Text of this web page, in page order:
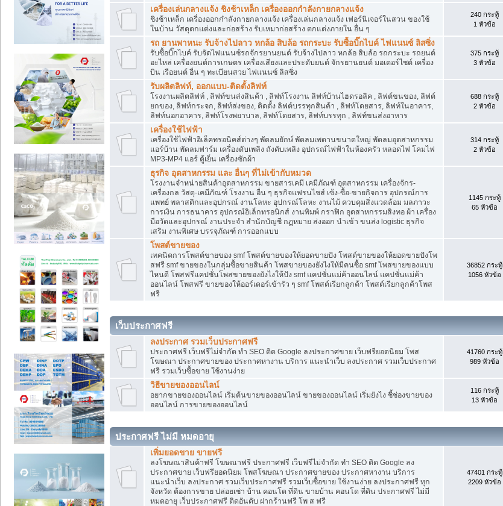
เครื่องเล่นกลางแจ้ง ชิงช้าเหล็ก เครื่องออกกำลังกายกลางแจ้ง
ชิงช้าเหล็ก เครื่องออกกำลังกายกลางแจ้ง เครื่องเล่นกลางแจ้ง เฟอร์นิเจอร์ในสวน ของใช้
ในบ้าน วัสดุตกแต่งและก่อสร้าง รับเหมาก่อสร้าง ตกแต่งภายใน อื่น ๆ
240 กระทู้
1 หัวข้อ
รถ ยานพาหนะ รับจ้างไปลาว หกล้อ สิบล้อ รถกระบะ รับซื้อบิ๊กไบค์ ไฟแนนซ์ ลิสซิ่ง
รับซื้อบิ๊กไบค์ รับจัดไฟแนนซ์รถจักรยานยนต์ รับจ้างไปลาว หกล้อ สิบล้อ รถกระบะ รถยนต์
อะไหล่ เครื่องยนต์การเกษตร เครื่องเสียงและประดับยนต์ จักรยานยนต์ มอเตอร์ไซต์ เครื่อง
บิน เรือยนต์ อื่น ๆ ทะเบียนสวย ไฟแนนซ์ ลิสซิ่ง
375 กระทู้
3 หัวข้อ
รับผลิตลิฟท์, ออกแบบ-ติดตั้งลิฟท์
โรงงานผลิตลิฟท์ , ลิฟท์ขนส่งสินค้า , ลิฟท์โรงงาน ลิฟท์บ้านไฮดรอลิค , ลิฟต์ขนของ, ลิฟต์
ยกของ, ลิฟท์กระจก, ลิฟท์ส่งของ, ติดตั้ง ลิฟต์บรรทุกสินค้า , ลิฟท์โดยสาร, ลิฟท์ในอาคาร,
ลิฟท์นอกอาคาร, ลิฟท์โรงพยาบาล, ลิฟท์โดยสาร, ลิฟท์บรรทุก , ลิฟท์ขนส่งอาหาร
688 กระทู้
2 หัวข้อ
เครื่องใช้ไฟฟ้า
เครื่องใช้ไฟฟ้าอิเล็คทรอนิคส์ต่างๆ พัดลมยักษ์ พัดลมเพดานขนาดใหญ่ พัดลมอุตสาหกรรม
แอร์บ้าน พัดลมฟาร์ม เครื่องดับเพลิง ถังดับเพลิง อุปกรณ์ไฟฟ้าในห้องครัว หลอดไฟ โคมไฟ
MP3-MP4 แอร์ ตู้เย็น เครื่องซักผ้า
314 กระทู้
2 หัวข้อ
ธุรกิจ อุตสาหกรรม และ อื่นๆ ที่ไม่เข้ากับหมวด
โรงงานจำหน่ายสินค้าอุตสาหกรรม ขายสารเคมี เคมีภัณฑ์ อุตสาหกรรม เครื่องจักร-
เครื่องกล วัสดุ-เคมีภัณฑ์ โรงงาน อื่น ๆ ธุรกิจแฟรนไชส์ เซ้ง-ซื้อ-ขายกิจการ อุปกรณ์การ
แพทย์ พลาสติกและอุปกรณ์ งานโลหะ อุปกรณ์โลหะ งานไม้ ควบคุมสิ่งแวดล้อม มลภาวะ
การเงิน การธนาคาร อุปกรณ์อิเล็กทรอนิกส์ งานพิมพ์ กราฟิก อุตสาหกรรมสิงทอ ผ้า เครื่อง
มือวัดและอุปกรณ์ งานประจำ สำนักบัญชี กฏหมาย ส่งออก นำเข้า ขนส่ง logistic ธุรกิจ
เสริม งานพิเศษ บรรจุภัณฑ์ การออกแบบ
1145 กระทู้
65 หัวข้อ
โพสต์ขายของ
เทคนิคการโพสต์ขายของ smf โพสต์ขายของให้ยอดขายปัง โพสต์ขายของให้ยอดขายปังโพ
สฟรี smf ขายของในกลุ่มซื้อขายสินค้า โพสขายของยังไงให้มีคนซื้อ smf โพสขายของแบบ
ไหนดี โพสฟรีแคปชั่นโพสขายของยังไงให้ปัง smf แคปชั่นแม่ค้าออนไลน์ แคปชั่นแม่ค้า
ออนไลน์ โพสฟรี ขายของให้ออร์เดอร์เข้ารัว ๆ smf โพสต์เรียกลูกค้า โพสต์เรียกลูกค้าโพส
ฟรี
36852 กระทู้
1056 หัวข้อ
เว็บประกาศฟรี
ลงประกาศ รวมเว็บประกาศฟรี
ประกาศฟรี เว็บฟรีไม่จำกัด ทำ SEO ติด Google ลงประกาศขาย เว็บฟรียอดนิยม โพส
โฆษณา ประกาศขายของ ประกาศหางาน บริการ แนะนำเว็บ ลงประกาศ รวมเว็บประกาศ
ฟรี รวมเว็บซื้อขาย ใช้งานง่าย
41760 กระทู้
989 หัวข้อ
วิธีขายของออนไลน์
อยากขายของออนไลน์ เริ่มต้นขายของออนไลน์ ขายของออนไลน์ เริ่มยังไง ชี้ช่องขายของ
ออนไลน์ การขายของออนไลน์
116 กระทู้
13 หัวข้อ
ประกาศฟรี ไม่มี หมดอายุ
เพิ่มยอดขาย ขายฟรี
ลงโฆษณาสินค้าฟรี โฆษณาฟรี ประกาศฟรี เว็บฟรีไม่จำกัด ทำ SEO ติด Google ลง
ประกาศขาย เว็บฟรียอดนิยม โพสโฆษณา ประกาศขายของ ประกาศหางาน บริการ
แนะนำเว็บ ลงประกาศ รวมเว็บประกาศฟรี รวมเว็บซื้อขาย ใช้งานง่าย ลงประกาศฟรี ทุก
จังหวัด ต้องการขาย ปล่อยเช่า บ้าน คอนโด ที่ดิน ขายบ้าน คอนโด ที่ดิน ประกาศฟรี ไม่มี
หมดอายุ เว็บประกาศฟรี ติดอันดับ ฝากร้านฟรี โพ ส ฟรี
47401 กระทู้
2209 หัวข้อ